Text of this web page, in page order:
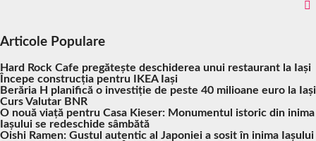
Articole Populare
Hard Rock Cafe pregătește deschiderea unui restaurant la Iași
Începe construcția pentru IKEA Iași
Berăria H planifică o investiție de peste 40 milioane euro la Iași
Curs Valutar BNR
O nouă viață pentru Casa Kieser: Monumentul istoric din inima
Iașului se redeschide sâmbătă
Oishi Ramen: Gustul autentic al Japoniei a sosit în inima Iașului